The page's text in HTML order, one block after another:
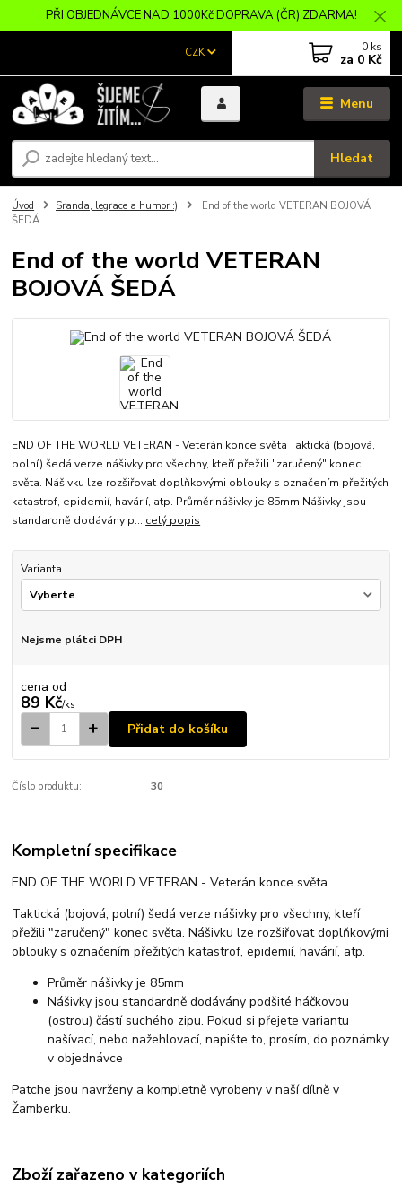
PŘI OBJEDNÁVCE NAD 1000Kč DOPRAVA (ČR) ZDARMA!
Menu
CZK
Hledat
0 ks
za 0 Kč
Úvod Sranda, legrace a humor :)
End of the world VETERAN BOJOVÁ
ŠEDÁ
End of the world VETERAN
BOJOVÁ ŠEDÁ
END OF THE WORLD VETERAN - Veterán konce světa Taktická (bojová,
polní) šedá verze nášivky pro všechny, kteří přežili "zaručený" konec
světa. Nášivku lze rozšiřovat doplňkovými oblouky s označením přežitých
katastrof, epidemií, havárií, atp. Průměr nášivky je 85mm Nášivky jsou
standardně dodávány p... celý popis
Varianta
Nejsme plátci DPH
cena od
89 Kč/ks
Přidat do košíku
Číslo produktu: 30
Kompletní specifikace
END OF THE WORLD VETERAN - Veterán konce světa
Taktická (bojová, polní) šedá verze nášivky pro všechny, kteří
přežili "zaručený" konec světa. Nášivku lze rozšiřovat doplňkovými
oblouky s označením přežitých katastrof, epidemií, havárií, atp.
Průměr nášivky je 85mm
Nášivky jsou standardně dodávány podšité háčkovou
(ostrou) částí suchého zipu. Pokud si přejete variantu
našívací, nebo nažehlovací, napište to, prosím, do poznámky
v objednávce
Patche jsou navrženy a kompletně vyrobeny v naší dílně v
Žamberku.
Zboží zařazeno v kategoriích